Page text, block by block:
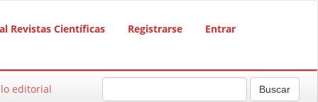
Revistas Científicas Registrarse Entrar
editorial Buscar